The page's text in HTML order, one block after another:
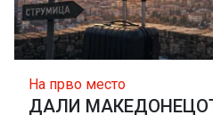
На прво место
ДАЛИ